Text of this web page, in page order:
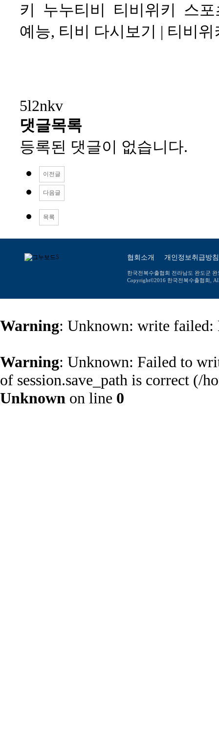
키
누누티비 티비위키
스
예능, 티비 다시보기 | 티비
5l2nkv
댓글목록
등록된 댓글이 없습니다.
이전글
다음글
목록
협회소개 개인정보취급방침
한국전복수출협회 전라남도 완도군
Copyright©2016 한국전복수출협회,
Warning: Unknown: write failed:
Warning: Unknown: Failed to
of session.save_path is correct (/
Unknown on line 0